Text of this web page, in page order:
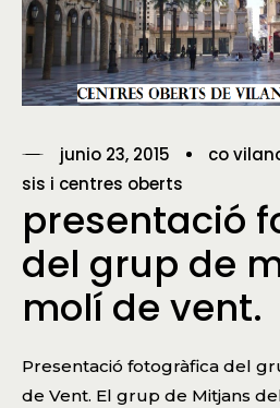
junio 23, 2015
co
sis i centres oberts
presentació
del grup de
molí de vent.
Presentació fotogràfica del
de Vent. El grup de Mitjans